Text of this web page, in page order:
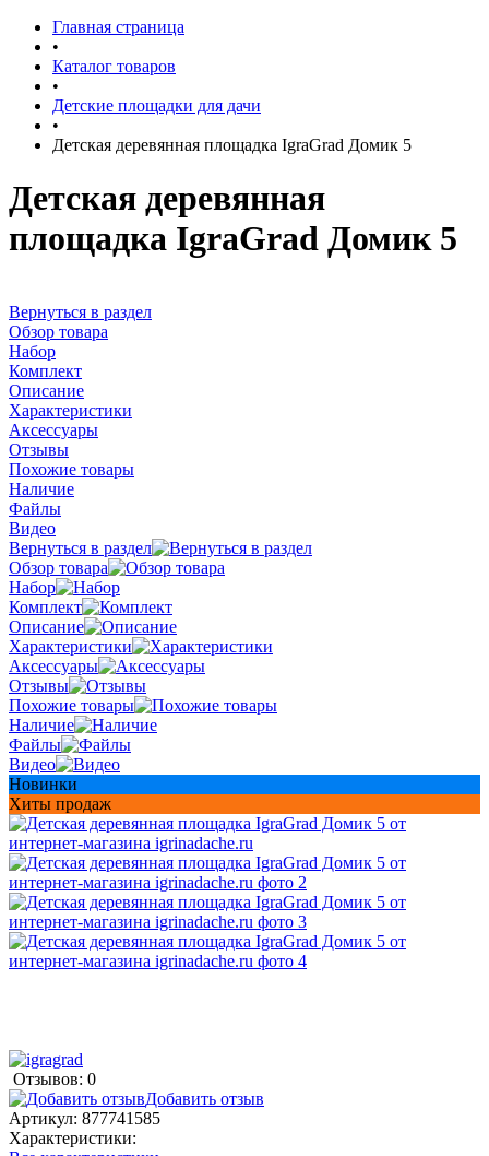
Главная страница
•
Каталог товаров
•
Детские площадки для дачи
•
Детская деревянная площадка IgraGrad Домик 5
Детская деревянная
площадка IgraGrad Домик 5
Вернуться в раздел
Обзор товара
Набор
Комплект
Описание
Характеристики
Аксессуары
Отзывы
Похожие товары
Наличие
Файлы
Видео
Вернуться в раздел
Обзор товара
Набор
Комплект
Описание
Характеристики
Аксессуары
Отзывы
Похожие товары
Наличие
Файлы
Видео
Новинки
Хиты продаж
Отзывов: 0
Добавить отзыв
Артикул: 877741585
Характеристики: